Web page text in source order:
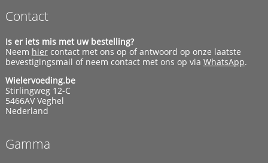
Contact
Is er iets mis met uw bestelling?
Neem hiercontact met ons op of antwoord op onze laatste
bevestigingsmail of neem contact met ons op via WhatsApp.
Wielervoeding.be
Stirlingweg 12-C
5466AV Veghel
Nederland
Gamma